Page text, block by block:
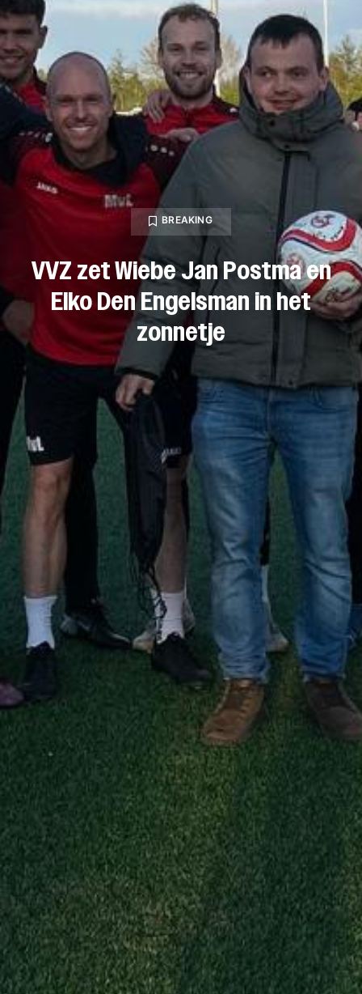
BREAKING
VVZ zet Wiebe Jan Postma en
Elko Den Engelsman in het
zonnetje